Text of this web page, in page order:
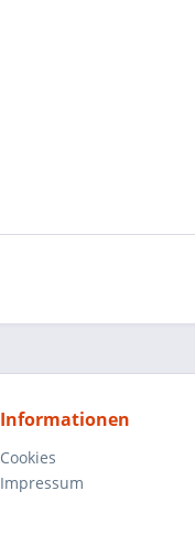
Informationen
Cookies
Impressum